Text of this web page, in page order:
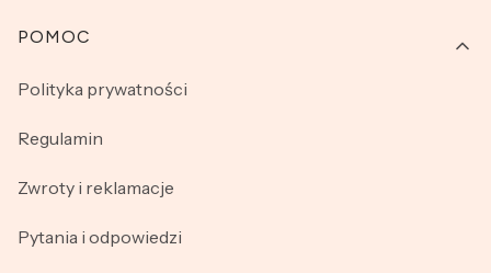
Linki w stopce
POMOC
Polityka prywatności
Regulamin
Zwroty i reklamacje
Pytania i odpowiedzi